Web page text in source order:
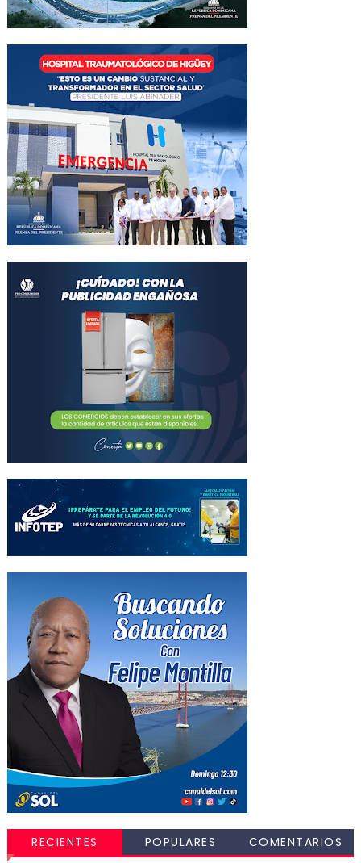
RECIENTES POPULARES COMENTARIOS